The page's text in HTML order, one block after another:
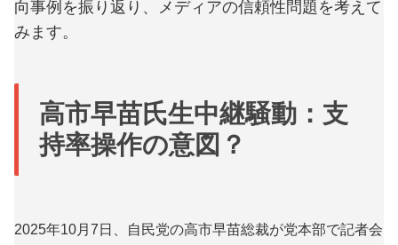
向事例を振り返り、メディアの信頼性問題を考えて
みます。
高市早苗氏生中継騒動：支
持率操作の意図？
2025年10月7日、自民党の高市早苗総裁が党本部で記者会